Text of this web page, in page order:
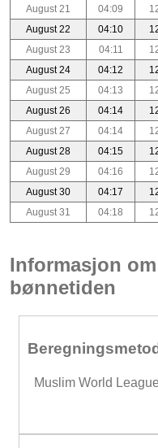
August 21
04:09
August 22
04:10
August 23
04:11
August 24
04:12
August 25
04:13
August 26
04:14
August 27
04:14
August 28
04:15
August 29
04:16
August 30
04:17
August 31
04:18
Informasjon
bønnetiden
Muslim World League